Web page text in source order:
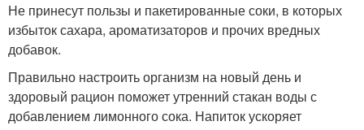
Не принесут пользы и пакетированные соки, в которых
избыток сахара, ароматизаторов и прочих вредных
добавок.
Правильно настроить организм на новый день и
здоровый рацион поможет утренний стакан воды с
добавлением лимонного сока. Напиток ускоряет